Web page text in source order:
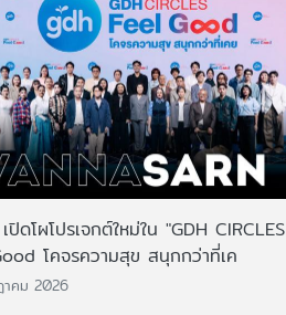
ปิดโผโปรเจกต์ใหม่ใน "GDH CIRCLES
โคจรความสุข สนุกกว่าที่เค
คม 2026